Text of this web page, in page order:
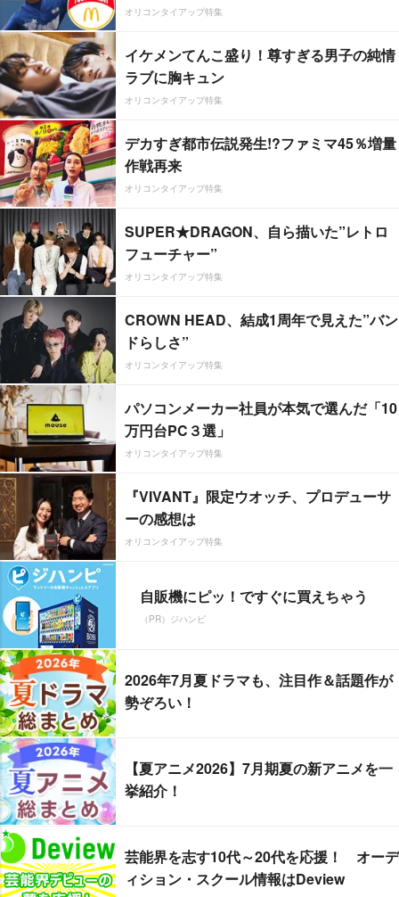
オリコンタイアップ特集
イケメンてんこ盛り！尊すぎる男子の純情
ラブに胸キュン
オリコンタイアップ特集
デカすぎ都市伝説発生!?ファミマ45％増量
作戦再来
オリコンタイアップ特集
SUPER★DRAGON、自ら描いた”レトロ
フューチャー”
オリコンタイアップ特集
CROWN HEAD、結成1周年で見えた”バン
ドらしさ”
オリコンタイアップ特集
パソコンメーカー社員が本気で選んだ「10
万円台PC３選」
オリコンタイアップ特集
『VIVANT』限定ウオッチ、プロデューサ
ーの感想は
オリコンタイアップ特集
自販機にピッ！ですぐに買えちゃう
（PR）ジハンピ
2026年7月夏ドラマも、注目作＆話題作が
勢ぞろい！
【夏アニメ2026】7月期夏の新アニメを一
挙紹介！
芸能界を志す10代～20代を応援！ オーデ
ィション・スクール情報はDeview